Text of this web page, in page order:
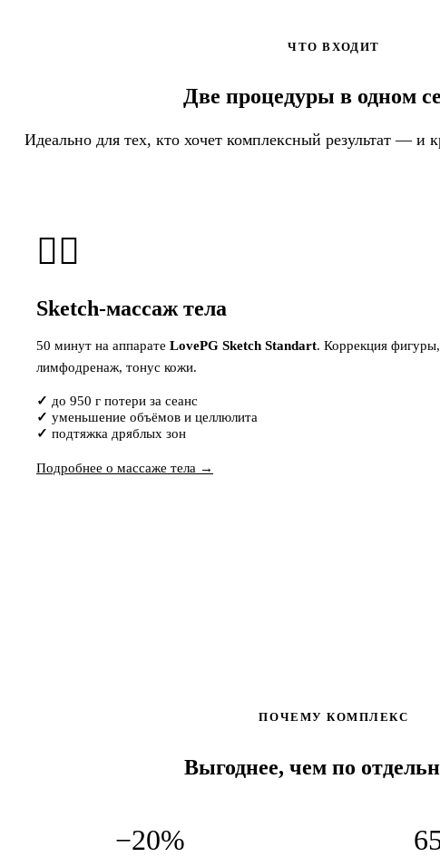
ЧТО ВХОДИТ
Две процедуры в одном
Идеально для тех, кто хочет комплексный результат — и
💆‍♀️
Sketch-массаж тела
50 минут на аппарате LovePG Sketch Standart. Коррекция
лимфодренаж, тонус кожи.
до 950 г потери за сеанс
уменьшение объёмов и целлюлита
подтяжка дряблых зон
Подробнее о массаже тела →
ПОЧЕМУ КОМПЛЕКС
Выгоднее, чем по
−20%